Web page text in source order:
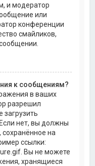
и модератор
или
конференции
смайликов,
к сообщениям?
в ваших
разрешил
нет, вы должны
сохранённое на
ссылки:
Вы не можете
хранящиеся